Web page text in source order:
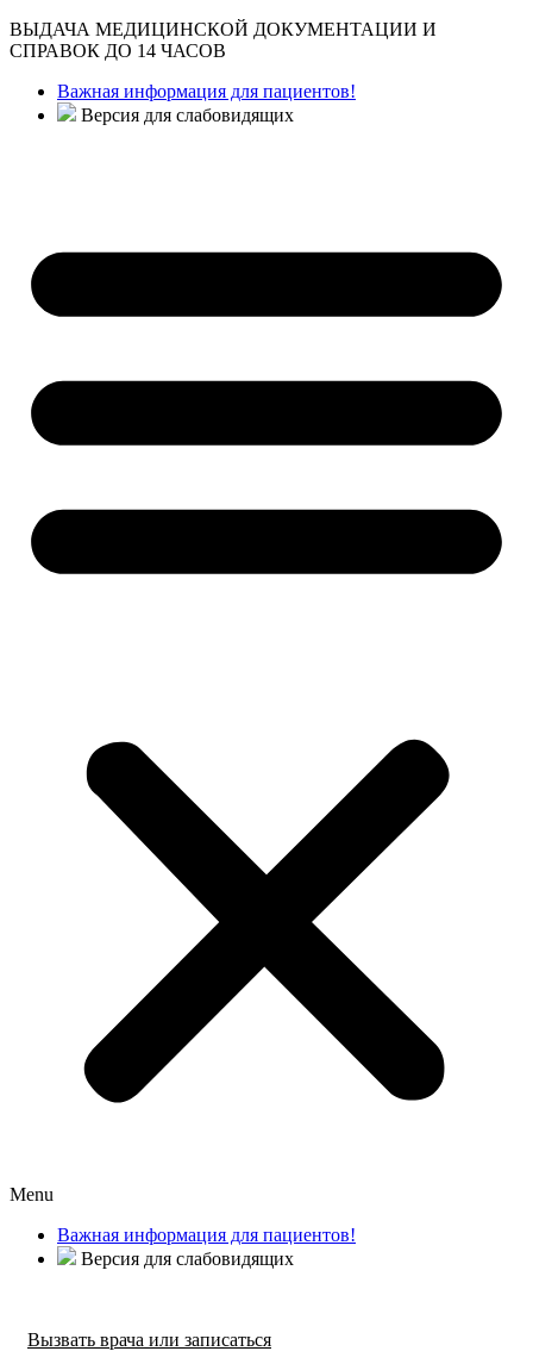
ВЫДАЧА МЕДИЦИНСКОЙ ДОКУМЕНТАЦИИ И
СПРАВОК ДО 14 ЧАСОВ
Важная информация для пациентов!
Версия для слабовидящих
Menu
Важная информация для пациентов!
Версия для слабовидящих
Вызвать врача или записаться